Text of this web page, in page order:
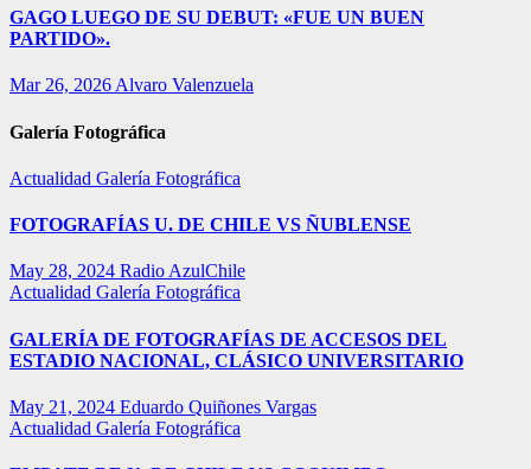
GAGO LUEGO DE SU DEBUT: «FUE UN BUEN
PARTIDO».
Mar 26, 2026 Alvaro Valenzuela
Galería Fotográfica
Actualidad Galería Fotográfica
FOTOGRAFÍAS U. DE CHILE VS ÑUBLENSE
May 28, 2024 Radio AzulChile
Actualidad Galería Fotográfica
GALERÍA DE FOTOGRAFÍAS DE ACCESOS DEL
ESTADIO NACIONAL, CLÁSICO UNIVERSITARIO
May 21, 2024 Eduardo Quiñones Vargas
Actualidad Galería Fotográfica